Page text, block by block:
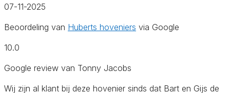
07-11-2025
Beoordeling van Huberts hoveniers via Google
10.0
Google review van Tonny Jacobs
Wij zijn al klant bij deze hovenier sinds dat Bart en Gijs de